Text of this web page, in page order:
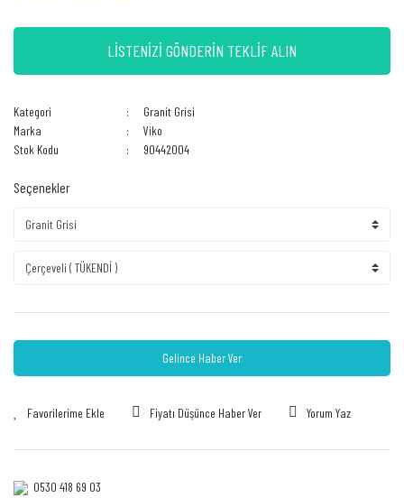
LİSTENİZİ GÖNDERİN TEKLİF ALIN
Kategori
Granit Grisi
Marka
Viko
Stok Kodu
90442004
Seçenekler
Gelince Haber Ver
Fiyatı Düşünce Haber Ver Yorum Yaz
0530 418 69 03‎‎